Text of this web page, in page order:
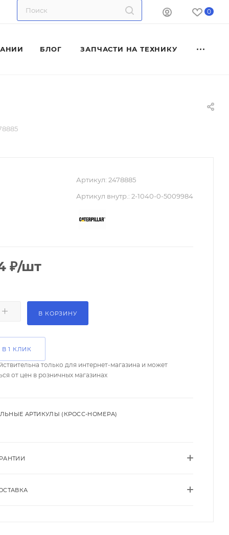
0
БЛОГ ЗАПЧАСТИ НА ТЕХНИКУ
Артикул: 2478885
Артикул внутр.: 2-1040-0-5009984
₽/шт
В КОРЗИНУ
1 КЛИК
только для интернет-магазина и может
от цен в розничных магазинах
АРТИКУЛЫ (КРОСС-НОМЕРА)